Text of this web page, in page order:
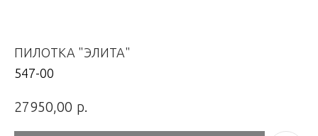
ПИЛОТКА "ЭЛИТА"
547-00
27950,00 р.